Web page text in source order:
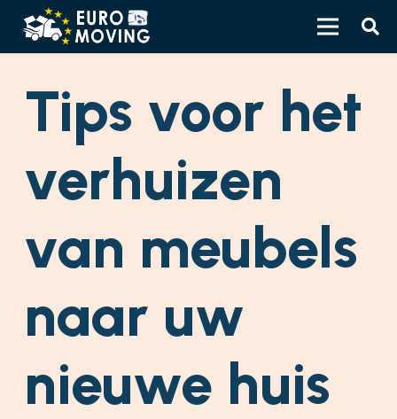
Tips voor het
verhuizen
van meubels
naar uw
nieuwe huis